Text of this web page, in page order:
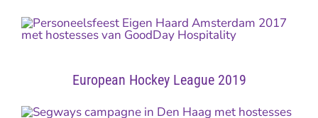
European Hockey League 2019